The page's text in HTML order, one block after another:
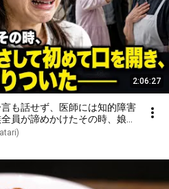
2:06:27
も話せず、医師には知的障害
員が諦めかけたその時、娘が
口を開き、私はその場で凍り